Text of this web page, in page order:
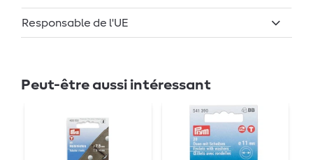
Responsable de l'UE
Peut-être aussi intéressant